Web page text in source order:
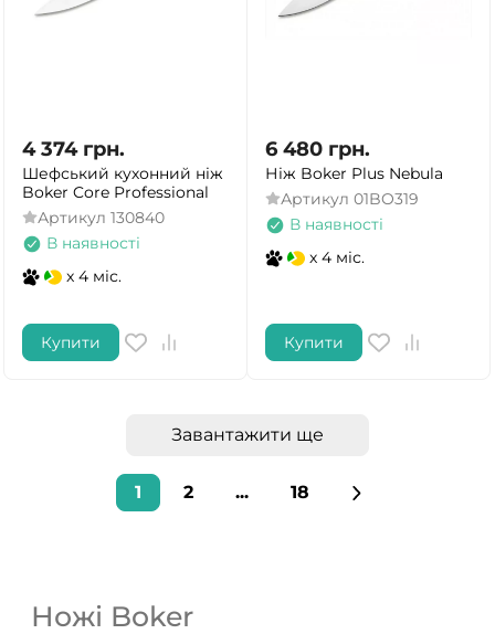
4 374 грн.
Шефський кухонний ніж
Boker Core Professional
Артикул 130840
В наявності
x 4 міс.
Купити
6 480 грн.
Ніж Boker Plus Nebula
Артикул 01BO319
В наявності
x 4 міс.
Купити
Завантажити ще
1 2 ... 18
Ножі Boker